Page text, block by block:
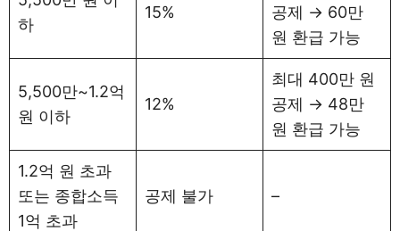
하
15%
공제 → 60만
원 환급 가능
5,500만~1.2억
원 이하
12%
최대 400만 원
공제 → 48만
원 환급 가능
1.2억 원 초과
또는 종합소득
1억 초과
공제 불가 –